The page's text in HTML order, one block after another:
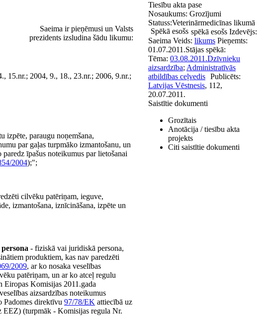
Saeima ir pieņēmusi un Valsts
prezidents izsludina šādu likumu:
15.nr.; 2004, 9., 18., 23.nr.; 2006, 9.nr.;
izpēte, paraugu noņemšana,
par gaļas turpmāko izmantošanu, un
paredz īpašus noteikumus par lietošanai
2004);";
cilvēku patēriņam, ieguve,
izmantošana, iznīcināšana, izpēte un
- fiziskā vai juridiskā persona,
produktiem, kas nav paredzēti
2009, ar ko nosaka veselības
patēriņam, un ar ko atceļ regulu
Eiropas Komisijas 2011.gada
aizsardzības noteikumus
Padomes direktīvu 97/78/EK attiecībā uz
EEZ) (turpmāk - Komisijas regula Nr.
Tiesību akta pase
Nosaukums: Grozījumi
Veterinārmedicīnas likumā
Statuss:
Spēkā esošs spēkā esošs Izdevējs:
Saeima Veids: likums Pieņemts:
01.07.2011.Stājas spēkā:
03.08.2011.
Tēma:
Dzīvnieku
aizsardzība; Administratīvās
atbildības ceļvedis Publicēts:
Latvijas Vēstnesis, 112,
20.07.2011.
Saistītie dokumenti
Grozītais
Anotācija / tiesību akta
projekts
Citi saistītie dokumenti